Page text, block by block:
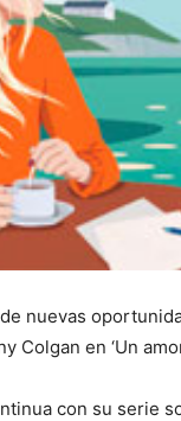
nuevas
Colgan en ‘Un
con su serie